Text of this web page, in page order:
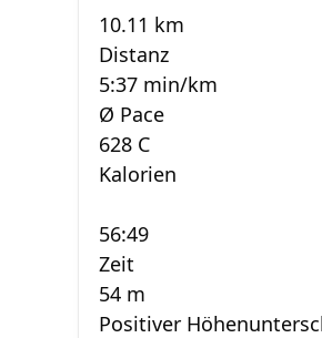
10.11 km
Distanz
5:37 min/km
Ø Pace
628 C
Kalorien
56:49
Zeit
54 m
Positiver